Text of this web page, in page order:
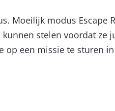
Moeilijk modus Escape
stelen voordat ze
op een missie te sturen